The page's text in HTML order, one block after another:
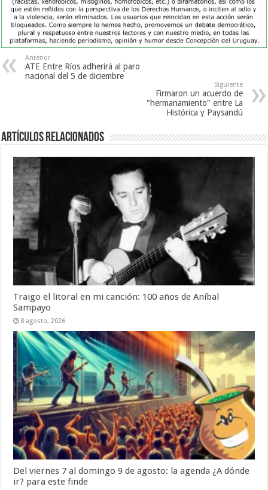
Anterior
ATE Entre Ríos adherirá al paro
nacional del 5 de diciembre
Siguiente
Firmaron un acuerdo de
"hermanamiento" entre La
Histórica y Paysandú
Artículos Relacionados
Traigo el litoral en mi canción: 100 años de Aníbal
Sampayo
8 agosto, 2026
Del viernes 7 al domingo 9 de agosto: la agenda ¿A dónde
ir? para este finde